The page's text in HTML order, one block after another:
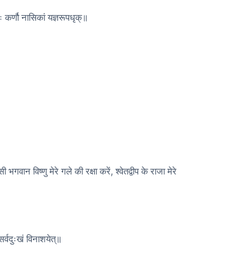
कर्णौ नासिकां यज्ञरूपधृक्॥
विष्णु मेरे गले की रक्षा करें, श्वेतद्वीप के राजा मेरे
विनाशयेत्॥